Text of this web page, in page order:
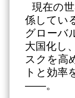
現在の
係してい
グローバ
大国化し
スクを高
トと効率
――。